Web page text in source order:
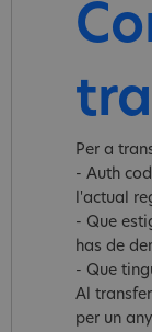
Per a
- Auth
l'actual
- Que
has de
- Que
Al
per un